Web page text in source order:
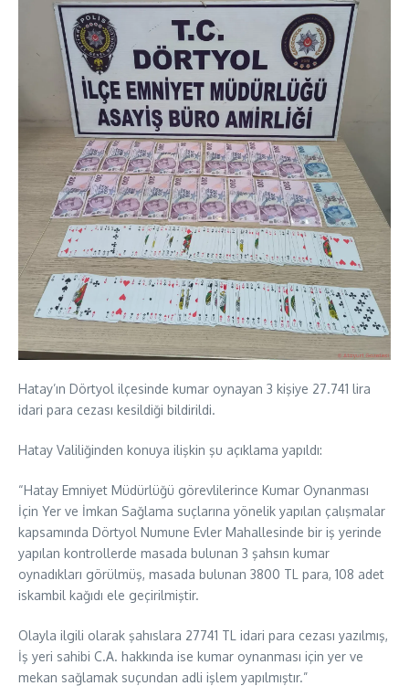
Hatay’ın Dörtyol ilçesinde kumar oynayan 3 kişiye 27.741 lira
idari para cezası kesildiği bildirildi.
Hatay Valiliğinden konuya ilişkin şu açıklama yapıldı:
“Hatay Emniyet Müdürlüğü görevlilerince Kumar Oynanması
İçin Yer ve İmkan Sağlama suçlarına yönelik yapılan çalışmalar
kapsamında Dörtyol Numune Evler Mahallesinde bir iş yerinde
yapılan kontrollerde masada bulunan 3 şahsın kumar
oynadıkları görülmüş, masada bulunan 3800 TL para, 108 adet
iskambil kağıdı ele geçirilmiştir.
Olayla ilgili olarak şahıslara 27741 TL idari para cezası yazılmış,
İş yeri sahibi C.A. hakkında ise kumar oynanması için yer ve
mekan sağlamak suçundan adli işlem yapılmıştır.”